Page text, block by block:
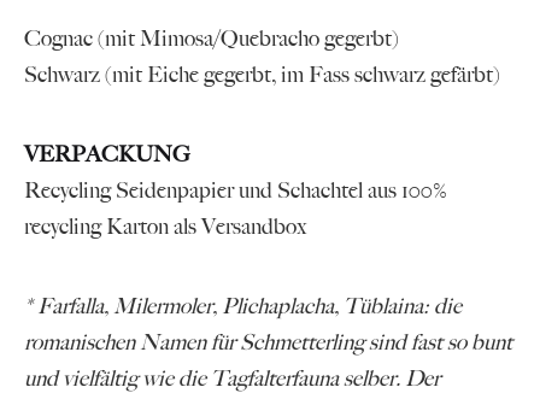
Cognac (mit Mimosa/Quebracho gegerbt)
Schwarz (mit Eiche gegerbt, im Fass schwarz gefärbt)
VERPACKUNG
Recycling Seidenpapier und Schachtel aus 100%
recycling Karton als Versandbox
* Farfalla, Milermoler, Plichaplacha, Tüblaina: die
romanischen Namen für Schmetterling sind fast so bunt
und vielfältig wie die Tagfalterfauna selber. Der